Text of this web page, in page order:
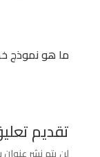
ما هو نموذج
تقديم